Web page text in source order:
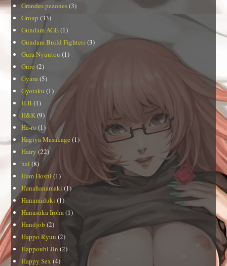
Grandes pezones(3)
Group (33)
Gundam AGE(1)
Gundam Build Fighters(3)
Gura Nyuutou (1)
Guro (2)
Gyaru (5)
Gyotaku (1)
H.B (1)
H&K(9)
Ha-ru (1)
Hagiya Masakage (1)
Hairy (22)
hal (8)
Ham Hoshi (1)
Hanahanamaki (1)
Hanamiduki (1)
Hanasuka Iroha(1)
Handjob (2)
Happo Ryuu (2)
Happoubi Jin (2)
Happy Sex (4)